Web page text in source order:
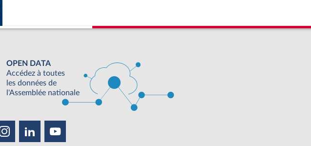
OPEN DATA
Accédez à toutes
les données de
l'Assemblée nationale